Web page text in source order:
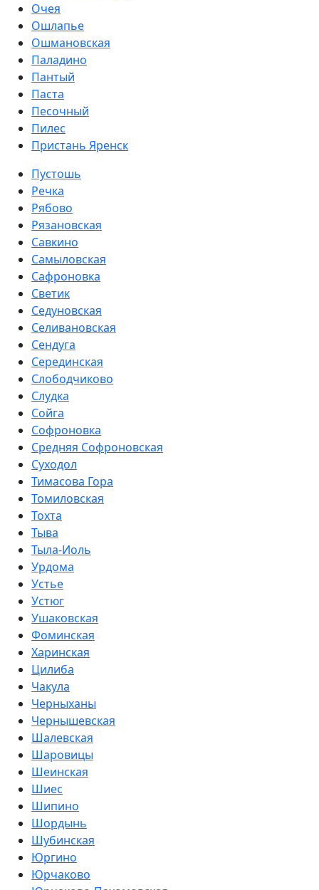
Очея
Ошлапье
Ошмановская
Паладино
Пантый
Паста
Песочный
Пилес
Пристань Яренск
Пустошь
Речка
Рябово
Рязановская
Савкино
Самыловская
Сафроновка
Светик
Седуновская
Селивановская
Сендуга
Серединская
Слободчиково
Слудка
Сойга
Софроновка
Средняя Софроновская
Суходол
Тимасова Гора
Томиловская
Тохта
Тыва
Тыла-Иоль
Урдома
Устье
Устюг
Ушаковская
Фоминская
Харинская
Цилиба
Чакула
Черныханы
Чернышевская
Шалевская
Шаровицы
Шеинская
Шиес
Шипино
Шордынь
Шубинская
Юргино
Юрчаково